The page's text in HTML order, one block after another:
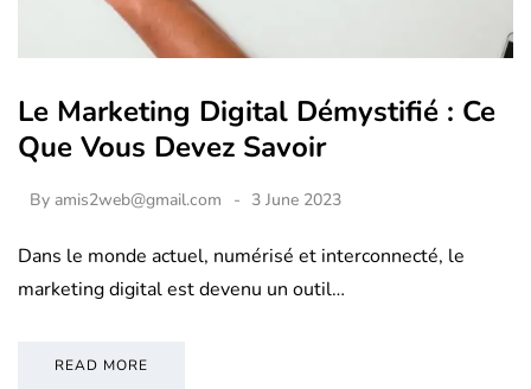
Le Marketing Digital Démystifié : Ce
Que Vous Devez Savoir
By amis2web@gmail.com 3 June 2023
Dans le monde actuel, numérisé et interconnecté, le
marketing digital est devenu un outil…
READ MORE